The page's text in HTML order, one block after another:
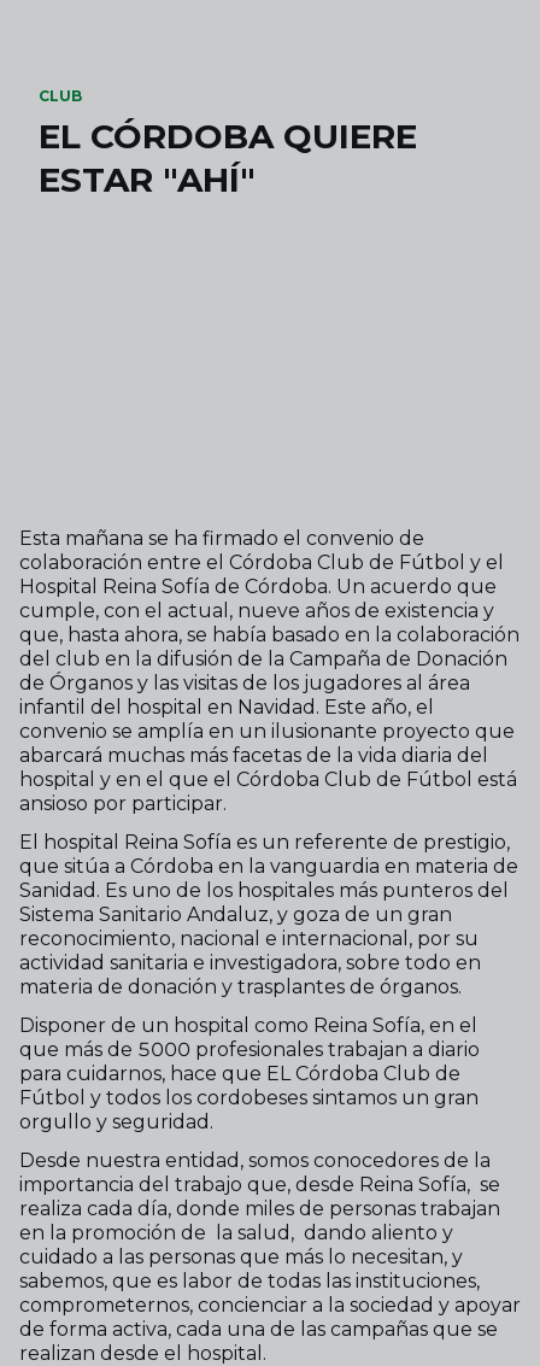
CLUB
EL CÓRDOBA QUIERE
ESTAR "AHÍ"
Esta mañana se ha firmado el convenio de
colaboración entre el Córdoba Club de Fútbol y el
Hospital Reina Sofía de Córdoba. Un acuerdo que
cumple, con el actual, nueve años de existencia y
que, hasta ahora, se había basado en la colaboración
del club en la difusión de la Campaña de Donación
de Órganos y las visitas de los jugadores al área
infantil del hospital en Navidad. Este año, el
convenio se amplía en un ilusionante proyecto que
abarcará muchas más facetas de la vida diaria del
hospital y en el que el Córdoba Club de Fútbol está
ansioso por participar.
El hospital Reina Sofía es un referente de prestigio,
que sitúa a Córdoba en la vanguardia en materia de
Sanidad. Es uno de los hospitales más punteros del
Sistema Sanitario Andaluz, y goza de un gran
reconocimiento, nacional e internacional, por su
actividad sanitaria e investigadora, sobre todo en
materia de donación y trasplantes de órganos.
Disponer de un hospital como Reina Sofía, en el
que más de 5000 profesionales trabajan a diario
para cuidarnos, hace que EL Córdoba Club de
Fútbol y todos los cordobeses sintamos un gran
orgullo y seguridad.
Desde nuestra entidad, somos conocedores de la
importancia del trabajo que, desde Reina Sofía, se
realiza cada día, donde miles de personas trabajan
en la promoción de la salud, dando aliento y
cuidado a las personas que más lo necesitan, y
sabemos, que es labor de todas las instituciones,
comprometernos, concienciar a la sociedad y apoyar
de forma activa, cada una de las campañas que se
realizan desde el hospital.